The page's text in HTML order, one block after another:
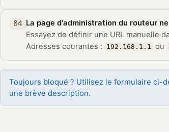
04 La page d'administration du routeur
Essayez de définir une URL manuelle
Adresses courantes :
192.168.1.1 ou
Toujours bloqué ? Utilisez le formulaire ci-
une brève description.